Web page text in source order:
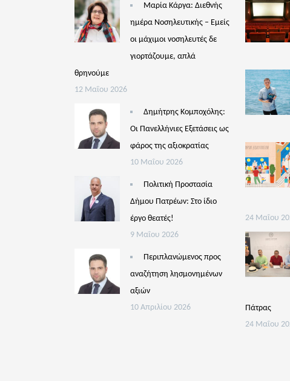
Μαρία Κάργα: Διεθνής
ημέρα Νοσηλευτικής – Εμείς
οι μάχιμοι νοσηλευτές δε
γιορτάζουμε, απλά
θρηνούμε
12 Μαΐου 2026
Δημήτρης Κομποχόλης:
Οι Πανελλήνιες Εξετάσεις ως
φάρος της αξιοκρατίας
10 Μαΐου 2026
Πολιτική Προστασία
Δήμου Πατρέων: Στο ίδιο
έργο θεατές!
9 Μαΐου 2026
Περιπλανώμενος προς
αναζήτηση λησμονημένων
αξιών
10 Απριλίου 2026
24 Μαΐου
Πάτρας
24 Μαΐου